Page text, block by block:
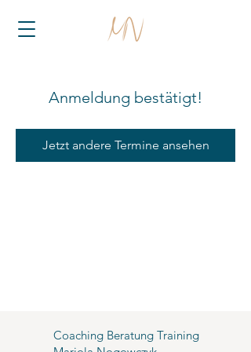
Anmeldung bestätigt!
Jetzt andere Termine ansehen
Coaching Beratung Training